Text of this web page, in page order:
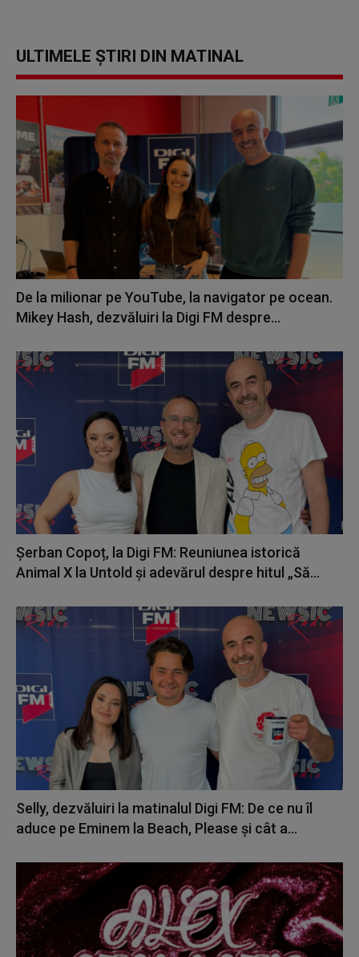
ULTIMELE ȘTIRI DIN MATINAL
De la milionar pe YouTube, la navigator pe ocean.
Mikey Hash, dezvăluiri la Digi FM despre...
Șerban Copoț, la Digi FM: Reuniunea istorică
Animal X la Untold și adevărul despre hitul „Să...
Selly, dezvăluiri la matinalul Digi FM: De ce nu îl
aduce pe Eminem la Beach, Please și cât a...